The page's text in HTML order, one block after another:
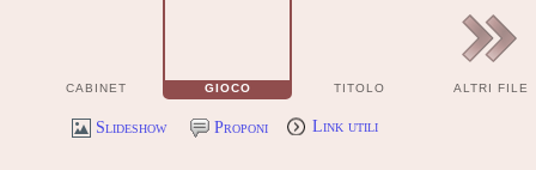
CABINET GIOCO TITOLO ALTRI FILE
Slideshow Proponi Link utili